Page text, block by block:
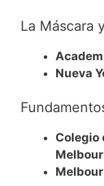
La Máscara
Nueva
Colegio